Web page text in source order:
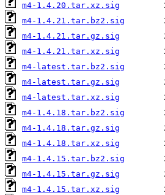
m4-1.4.20.tar.xz.sig
m4-1.4.21.tar.bz2.sig
m4-1.4.21.tar.gz.sig
m4-1.4.21.tar.xz.sig
m4-latest.tar.bz2.sig
m4-latest.tar.gz.sig
m4-latest.tar.xz.sig
m4-1.4.18.tar.bz2.sig
m4-1.4.18.tar.gz.sig
m4-1.4.18.tar.xz.sig
m4-1.4.15.tar.bz2.sig
m4-1.4.15.tar.gz.sig
m4-1.4.15.tar.xz.sig